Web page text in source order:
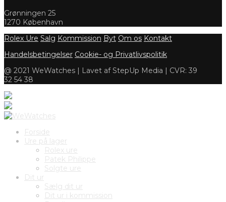
Grønningen 25
1270 København
Rolex Ure Salg Kommission Byt Om os Kontakt
Handelsbetingelser Cookie- og Privatlivspolitik
@ 2021 WeWatches | Lavet af StepUp Media | CVR: 39
32 54 38
Forside
Ure på lager
Rolex ure
Patek Philippe
Solgte ure
Dit ur
Sælg dit ur
Dit ur i kommission